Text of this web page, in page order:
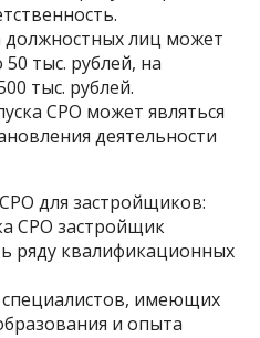
лиц может
тыс. рублей, на
тыс. рублей.
СРО может являться
деятельности
для застройщиков:
СРО застройщик
ряду квалификационных
специалистов, имеющих
и опыта